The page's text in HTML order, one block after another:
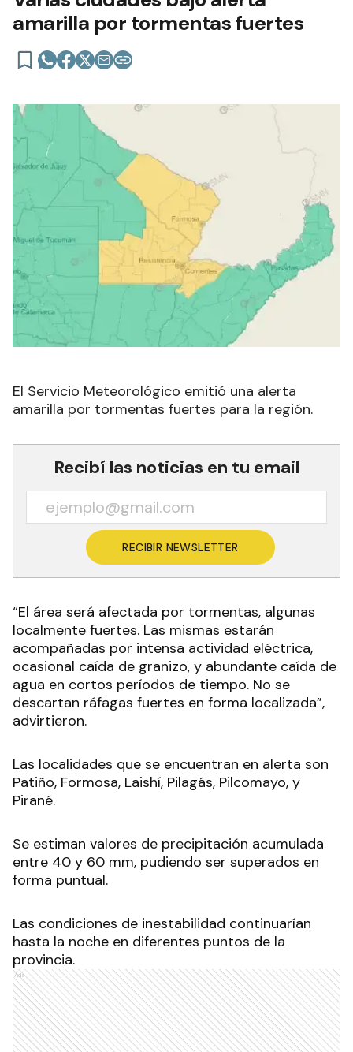
amarilla por tormentas fuertes
El Servicio Meteorológico emitió una alerta
amarilla por tormentas fuertes para la región.
Recibí las noticias en tu email
RECIBIR NEWSLETTER
“El área será afectada por tormentas, algunas
localmente fuertes. Las mismas estarán
acompañadas por intensa actividad eléctrica,
ocasional caída de granizo, y abundante caída de
agua en cortos períodos de tiempo. No se
descartan ráfagas fuertes en forma localizada”,
advirtieron.
Las localidades que se encuentran en alerta son
Patiño, Formosa, Laishí, Pilagás, Pilcomayo, y
Pirané.
Se estiman valores de precipitación acumulada
entre 40 y 60 mm, pudiendo ser superados en
forma puntual.
Las condiciones de inestabilidad continuarían
hasta la noche en diferentes puntos de la
provincia.
Ads